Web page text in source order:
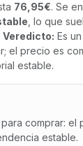
76,95€. Se
, lo que
Veredicto: Es un
el precio es
estable.
comprar: el
estable.